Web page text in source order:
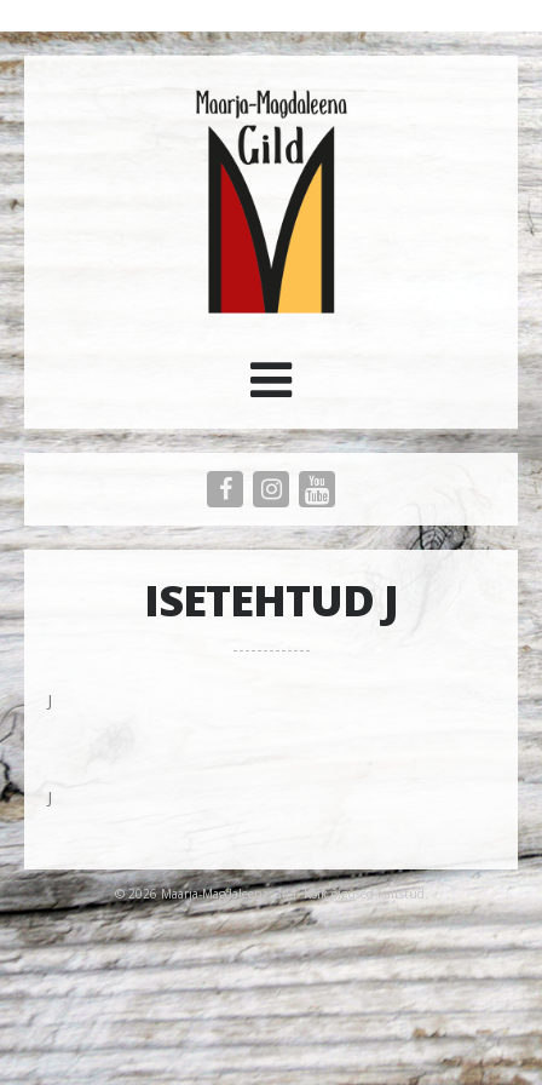
ISETEHTUD J
J
J
© 2026 Maarja-Magdaleena Gild. Kõik õigused kaitstud.